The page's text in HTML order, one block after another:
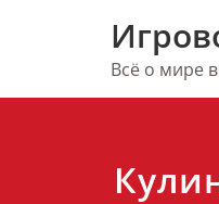
Всё о мире